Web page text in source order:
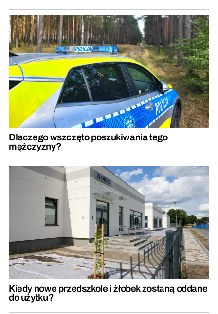
Dlaczego wszczęto poszukiwania tego
mężczyzny?
Kiedy nowe przedszkole i żłobek zostaną oddane
do użytku?